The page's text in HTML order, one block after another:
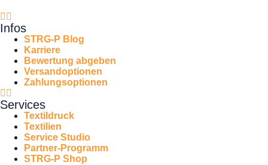
Infos
STRG-P Blog
Karriere
Bewertung abgeben
Versandoptionen
Zahlungsoptionen
Services
Textildruck
Textilien
Service Studio
Partner-Programm
STRG-P Shop